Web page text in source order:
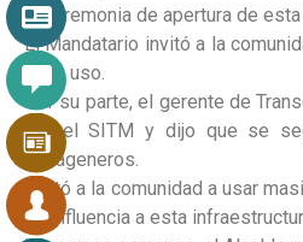
la ceremonia de apertura de
El Mandatario invitó a la
buen uso.
Por su parte, el gerente de
por el SITM y dijo que se
cartageneros.
Invitó a la comunidad a usar
de influencia a esta